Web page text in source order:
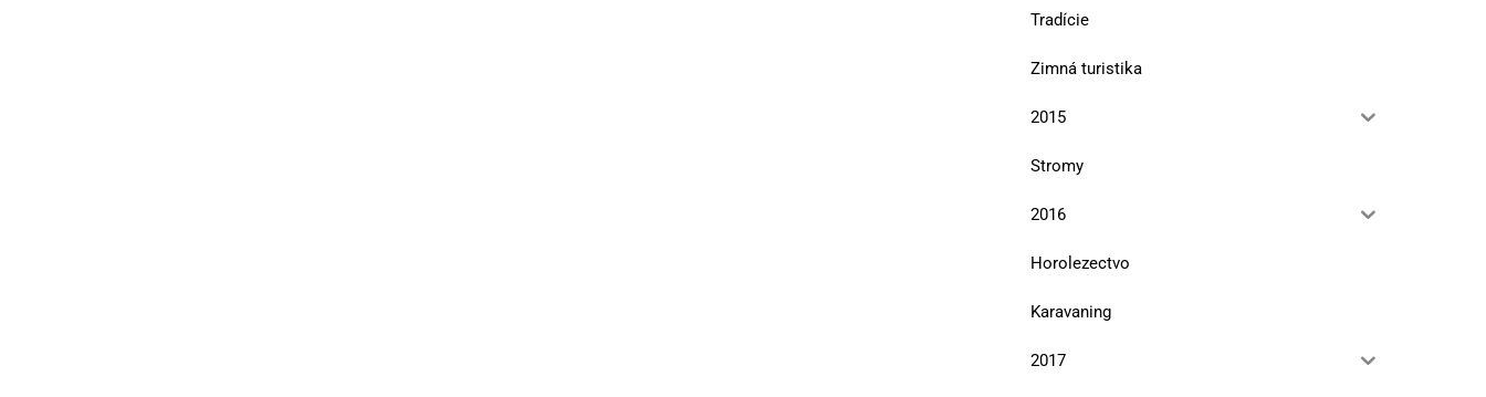
Tradície
Zimná turistika
2015
Stromy
2016
Horolezectvo
Karavaning
2017